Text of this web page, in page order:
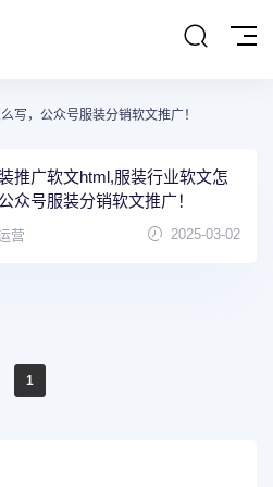
写，公众号服装分销软文推广！
推广软文html,服装行业软文怎
众号服装分销软文推广！
营 2025-03-02
1